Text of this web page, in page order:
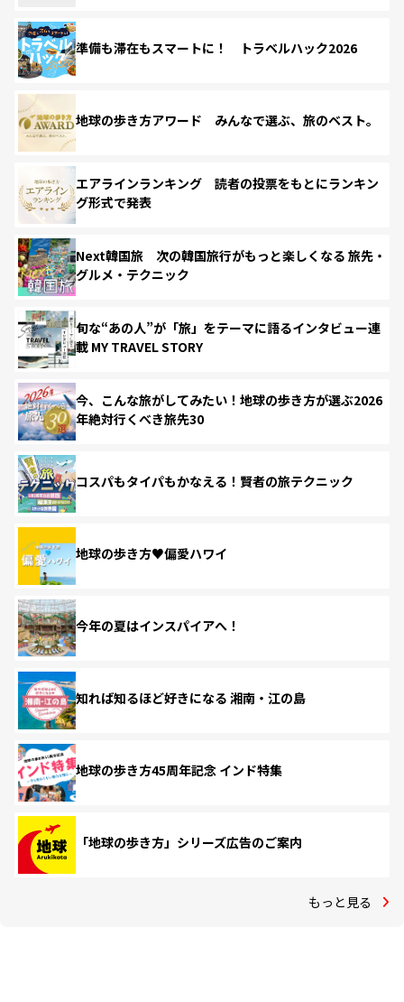
準備も滞在もスマートに！ トラベルハック2026
地球の歩き方アワード みんなで選ぶ、旅のベスト。
エアラインランキング 読者の投票をもとにランキン
グ形式で発表
Next韓国旅 次の韓国旅行がもっと楽しくなる 旅先・
グルメ・テクニック
旬な“あの人”が「旅」をテーマに語るインタビュー連
載 MY TRAVEL STORY
今、こんな旅がしてみたい！地球の歩き方が選ぶ2026
年絶対行くべき旅先30
コスパもタイパもかなえる！賢者の旅テクニック
地球の歩き方♥偏愛ハワイ
今年の夏はインスパイアへ！
知れば知るほど好きになる 湘南・江の島
地球の歩き方45周年記念 インド特集
「地球の歩き方」シリーズ広告のご案内
もっと見る